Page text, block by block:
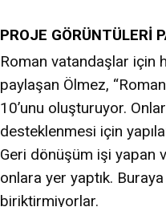
PROJE GÖRÜNTÜLERİ
Roman vatandaşlar için
paylaşan Ölmez,
10’unu oluşturuyor.
desteklenmesi için
Geri dönüşüm işi yapan
onlara yer yaptık.
biriktirmiyorlar.